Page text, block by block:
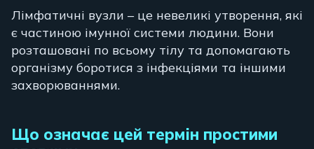
Лімфатичні вузли – це невеликі утворення, які
є частиною імунної системи людини. Вони
розташовані по всьому тілу та допомагають
організму боротися з інфекціями та іншими
захворюваннями.
Що означає цей термін простими